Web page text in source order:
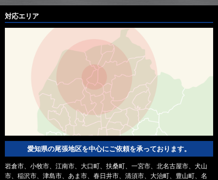
対応エリア
愛知県の尾張地区を中心にご依頼を承っております。
岩倉市、小牧市、江南市、大口町、扶桑町、一宮市、北名古屋市、犬山
市、稲沢市、津島市、あま市、春日井市、清須市、大治町、豊山町、名